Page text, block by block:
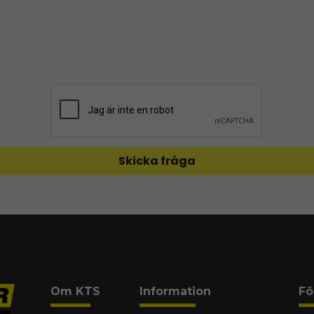
Skicka fråga
Om KTS Information